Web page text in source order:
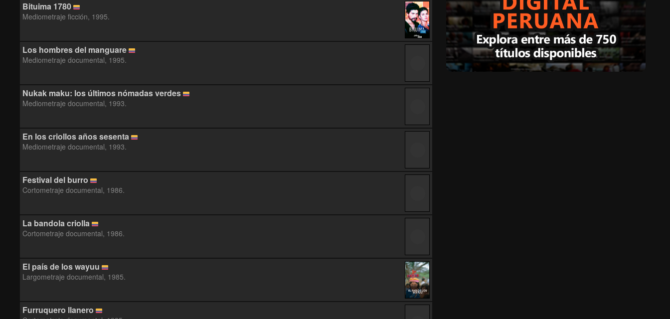
Bituima 1780
Mediometraje ficción, 1995.
Los hombres del manguare
Mediometraje documental, 1995.
Nukak maku: los últimos nómadas verdes
Mediometraje documental, 1993.
En los criollos años sesenta
Mediometraje documental, 1993.
Festival del burro
Cortometraje documental, 1986.
La bandola criolla
Cortometraje documental, 1986.
El país de los wayuu
Largometraje documental, 1985.
EL PAÍS DE LOS
WAYUU
Furruquero llanero